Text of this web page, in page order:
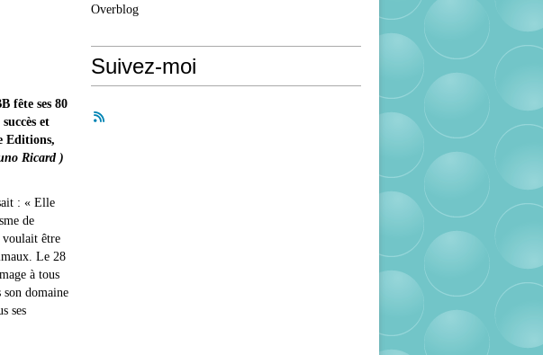
fête ses 80
et
Editions,
Ricard )
: « Elle
de
voulait être
Le 28
à tous
son domaine
ses
Overblog
Suivez-moi